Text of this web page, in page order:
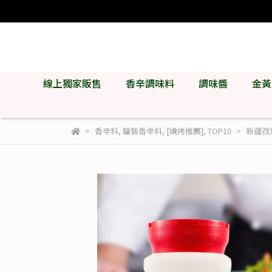
線上獨家販售 香辛調味料 調味醬 金
香辛料, 罐裝香辛料, [燒烤推薦], TOP10 新疆孜